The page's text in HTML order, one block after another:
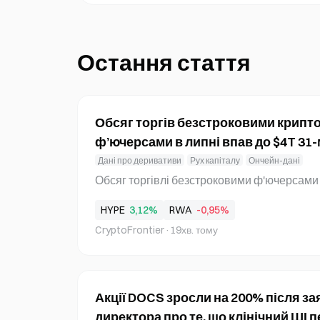
Остання стаття
Обсяг торгів безстроковими
ф’ючерсами в липні впав до $4T
Дані про деривативи Рух капіталу Ончейн-дані
Обсяг торгівлі безстроковими
в, досягнувши мінімуму за 31 місяць,
023 року. Зниження збіглося з падінням на
на децентралізованих бі
HYPE 3,12% RWA -0,95%
CryptoFrontier · 19хв. тому
Акції DOCS зросли на 200% після